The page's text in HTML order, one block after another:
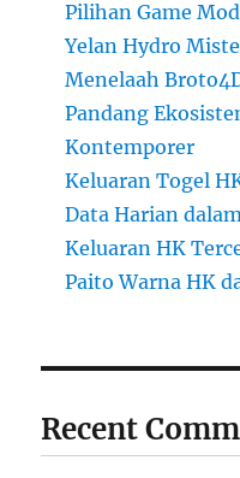
Pilihan Game
Yelan Hydro
Menelaah
Pandang
Kontemporer
Keluaran Togel
Data Harian
Keluaran HK
Paito Warna HK
Recent